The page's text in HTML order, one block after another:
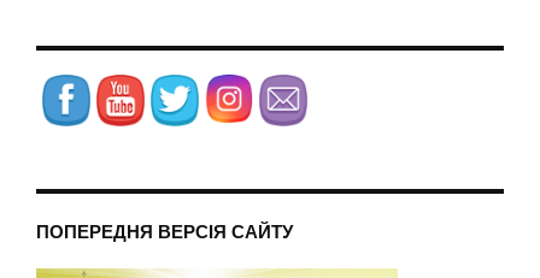
ПОПЕРЕДНЯ ВЕРСІЯ САЙТУ